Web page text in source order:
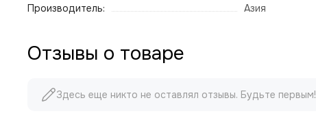
Производитель:
Азия
Отзывы о товаре
Здесь еще никто не оставлял отзывы. Будьте первым!